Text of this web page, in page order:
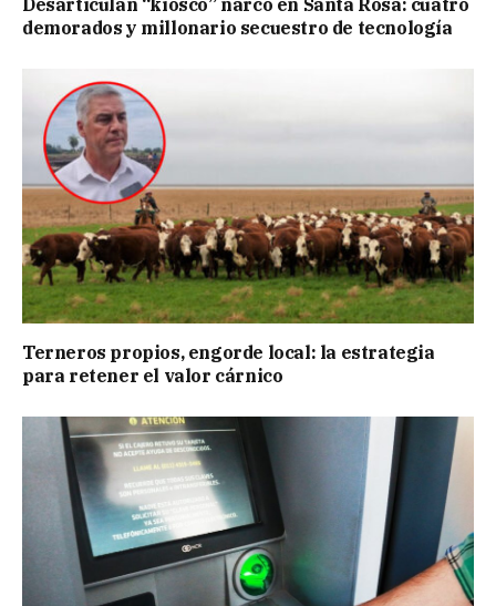
Desarticulan “kiosco” narco en Santa Rosa: cuatro
demorados y millonario secuestro de tecnología
Terneros propios, engorde local: la estrategia
para retener el valor cárnico